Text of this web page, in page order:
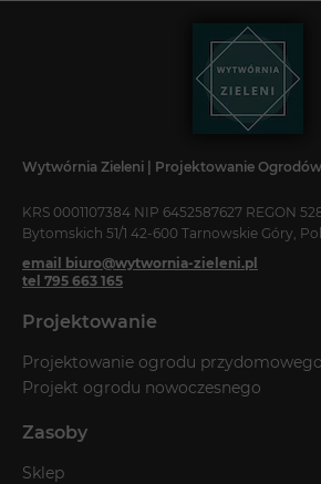
Wytwórnia Zieleni | Projektowanie Ogrodów
KRS 0001107384 NIP 6452587627 REGON
Bytomskich 51/1 42-600 Tarnowskie Góry,
email biuro@wytwornia-zieleni.pl
tel 795 663 165
Projektowanie
Projektowanie ogrodu przydomowego
Projekt ogrodu nowoczesnego
Zasoby
Sklep